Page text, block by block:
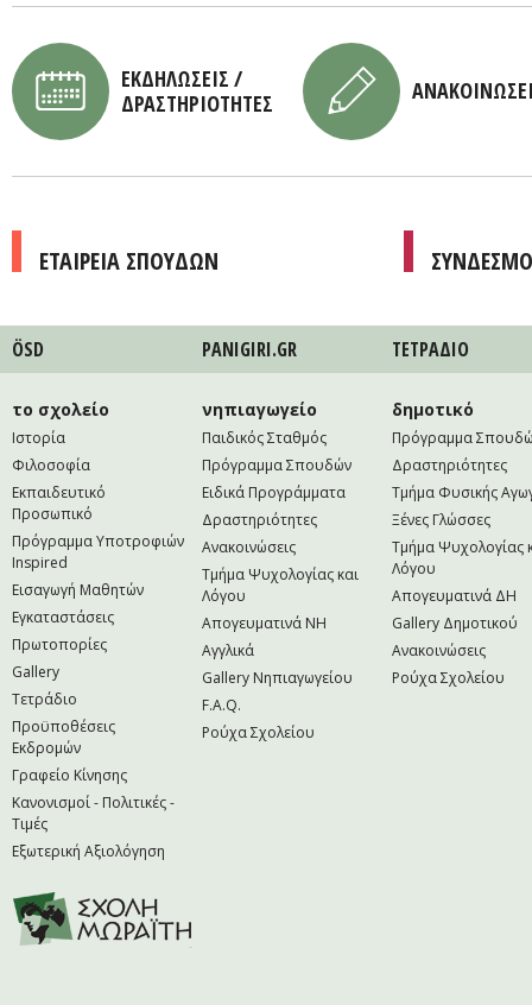
ΕΚΔΗΛΩΣΕΙΣ /
ΔΡΑΣΤΗΡΙΟΤΗΤΕΣ
ΕΤΑΙΡΕΙΑ ΣΠΟΥΔΩΝ
ÖSD PANIGIRI.GR ΤΕΤΡAΔΙΟ
το σχολείο
Ιστορία
Φιλοσοφία
Εκπαιδευτικό
Προσωπικό
Πρόγραμμα Υποτροφιών
Inspired
Εισαγωγή Μαθητών
Εγκαταστάσεις
Πρωτοπορίες
Gallery
Τετράδιο
Προϋποθέσεις
Εκδρομών
Γραφείο Κίνησης
Κανονισμοί - Πολιτικές -
Τιμές
Εξωτερική Αξιολόγηση
νηπιαγωγείο
Παιδικός Σταθμός
Πρόγραμμα Σπουδών
Ειδικά Προγράμματα
Δραστηριότητες
Ανακοινώσεις
Τμήμα Ψυχολογίας και
Λόγου
Απογευματινά NH
Αγγλικά
Gallery Νηπιαγωγείου
F.A.Q.
Ρούχα Σχολείου
δημοτικό
Πρόγραμμα
Δραστηριότητες
Τμήμα Φυσικής
Ξένες Γλώσσες
Τμήμα Ψυχολογίας
Λόγου
Απογευματινά ΔΗ
Gallery Δημοτικού
Ανακοινώσεις
Ρούχα Σχολείου